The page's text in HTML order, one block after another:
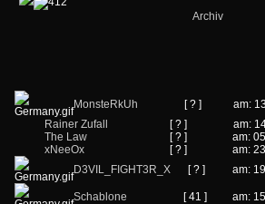
Archiv
MonsteRkUh [ ? ]
am:
Rainer Zufall
[ ? ]
am:
The Law
[ ? ]
am:
xNeeOx
[ ? ]
am:
D3VIL_FIGHT3R_X
[ ? ] am:
Schablone [ 41 ] am: